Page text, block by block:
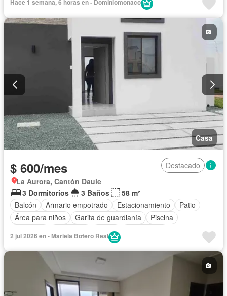
Hace 1 semana, 6 horas en - Dominiomonaco
Casa
$ 600/mes
Destacado
La Aurora, Cantón Daule
3 Dormitorios
3 Baños
58 m²
Balcón
Armario empotrado Estacionamiento
Patio
Área para niños
Garita de guardianía
Piscina
Jardín
2 jul 2026 en - Mariela Botero Real